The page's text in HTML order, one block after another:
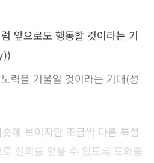
앞으로도 행동할 것이라는 기
력을 기울일 것이라는 기대(성
해 보이지만 조금씩 다른 특성
신뢰를 얻을 수 있도록 도와줍